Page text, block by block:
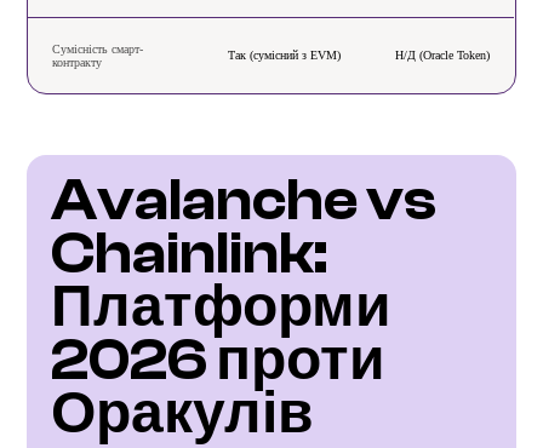
Сумісність смарт-
контракту
Так (сумісний з EVM) Н/Д (Oracle Token)
Avalanche vs
Chainlink:
Платформи
2026 проти
Оракулів